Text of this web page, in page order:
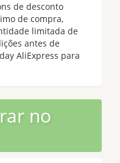
de desconto
de compra,
limitada de
antes de
AliExpress para
no